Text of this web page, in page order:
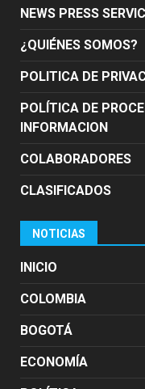
NEWS PRESS
¿QUIÉNES SOMOS?
POLITICA DE
POLÍTICA DE
INFORMACION
COLABORADORES
CLASIFICADOS
NOTICIAS
INICIO
COLOMBIA
BOGOTÁ
ECONOMÍA